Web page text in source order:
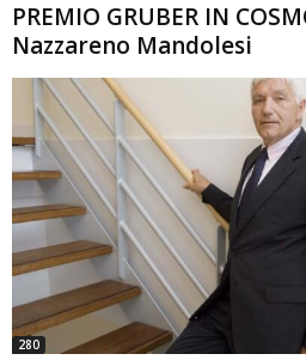
PREMIO GRUBER IN
Nazzareno Mandolesi
280